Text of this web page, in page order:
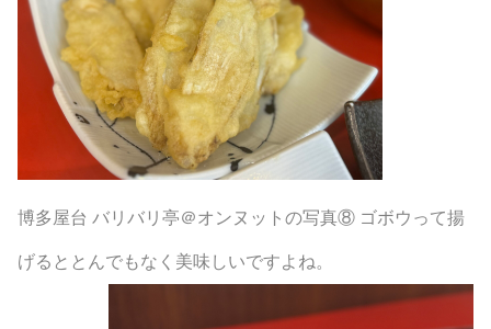
博多屋台 バリバリ亭＠オンヌットの写真⑧ ゴボウって揚
げるととんでもなく美味しいですよね。